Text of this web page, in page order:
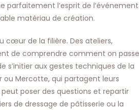
parfaitement l’esprit de l’événement
matériau de création.
cœur de la filière. Des ateliers,
de comprendre comment on passe
s’initier aux gestes techniques de la
ou Mercotte, qui partagent leurs
poser des questions et repartir
de dressage de pâtisserie ou la